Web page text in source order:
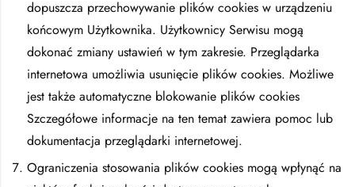
dopuszcza przechowywanie plików cookies w urządzeniu
końcowym Użytkownika. Użytkownicy Serwisu mogą
dokonać zmiany ustawień w tym zakresie. Przeglądarka
internetowa umożliwia usunięcie plików cookies. Możliwe
jest także automatyczne blokowanie plików cookies
Szczegółowe informacje na ten temat zawiera pomoc lub
dokumentacja przeglądarki internetowej.
Ograniczenia stosowania plików cookies mogą wpłynąć na